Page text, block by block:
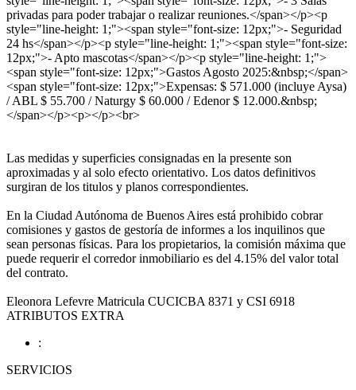
privadas para poder trabajar o realizar reuniones.</span></p><p
style="line-height: 1;"><span style="font-size: 12px;">- Seguridad
24 hs</span></p><p style="line-height: 1;"><span style="font-size:
12px;">- Apto mascotas</span></p><p style="line-height: 1;">
<span style="font-size: 12px;">Gastos Agosto 2025:&nbsp;</span>
<span style="font-size: 12px;">Expensas: $ 571.000 (incluye Aysa)
/ ABL $ 55.700 / Naturgy $ 60.000 / Edenor $ 12.000.&nbsp;
</span></p><p></p><br>
Las medidas y superficies consignadas en la presente son
aproximadas y al solo efecto orientativo. Los datos definitivos
surgiran de los titulos y planos correspondientes.
En la Ciudad Autónoma de Buenos Aires está prohibido cobrar
comisiones y gastos de gestoría de informes a los inquilinos que
sean personas físicas. Para los propietarios, la comisión máxima que
puede requerir el corredor inmobiliario es del 4.15% del valor total
del contrato.
Eleonora Lefevre Matricula CUCICBA 8371 y CSI 6918
ATRIBUTOS EXTRA
:
SERVICIOS